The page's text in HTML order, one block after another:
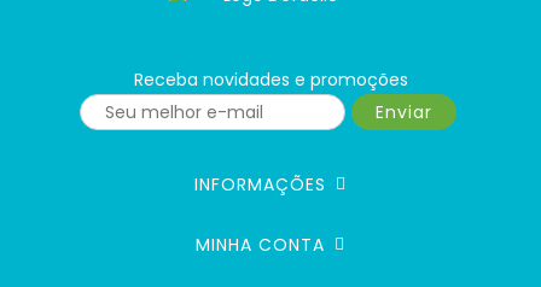
Receba novidades e promoções
Enviar
INFORMAÇÕES
MINHA CONTA